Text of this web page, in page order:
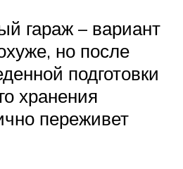
гараж – вариант
но после
подготовки
хранения
переживет